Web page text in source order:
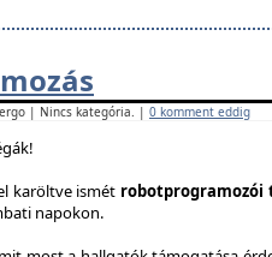
| Nincs kategória. | 0 komment eddig
karöltve ismét robotprogramozói
napokon.